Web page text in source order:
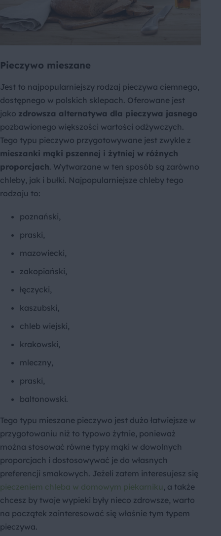
Pieczywo mieszane
Jest to najpopularniejszy rodzaj pieczywa ciemnego,
dostępnego w polskich sklepach. Oferowane jest
jako zdrowsza alternatywa dla pieczywa jasnego
pozbawionego większości wartości odżywczych.
Tego typu pieczywo przygotowywane jest zwykle z
mieszanki mąki pszennej i żytniej w różnych
proporcjach. Wytwarzane w ten sposób są zarówno
chleby, jak i bułki. Najpopularniejsze chleby tego
rodzaju to:
poznański,
praski,
mazowiecki,
zakopiański,
łęczycki,
kaszubski,
chleb wiejski,
krakowski,
mleczny,
praski,
baltonowski.
Tego typu mieszane pieczywo jest dużo łatwiejsze w
przygotowaniu niż to typowo żytnie, ponieważ
można stosować równe typy mąki w dowolnych
proporcjach i dostosowywać je do własnych
preferencji smakowych. Jeżeli zatem interesujesz się
pieczeniem chleba w domowym piekarniku , a także
chcesz by twoje wypieki były nieco zdrowsze, warto
na początek zainteresować się właśnie tym typem
pieczywa.